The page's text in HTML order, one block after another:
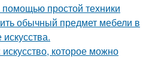
простой техники
обычный предмет мебели в
которое можно